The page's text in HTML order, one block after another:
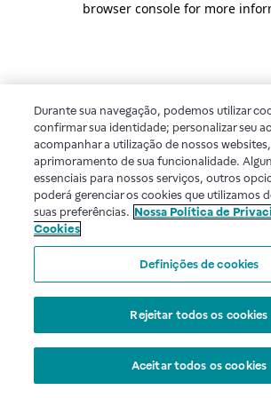
browser console for more
Durante sua navegação, podemos utilizar
confirmar sua identidade; personalizar seu
acompanhar a utilização de nossos
aprimoramento de sua funcionalidade.
essenciais para nossos serviços, outros
poderá gerenciar os cookies que utilizamos
suas preferências. Nossa Política de
Cookies
Definições de cookies
Rejeitar todos os cookies
Aceitar todos os cookies